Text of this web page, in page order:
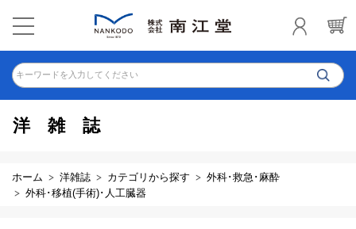
キーワードを入力してください
洋雑誌
ホーム 洋雑誌 カテゴリから探す
外科･救急･麻酔
外科･移植(手術)･人工臓器